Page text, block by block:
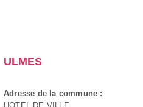
ULMES
Adresse de la commune :